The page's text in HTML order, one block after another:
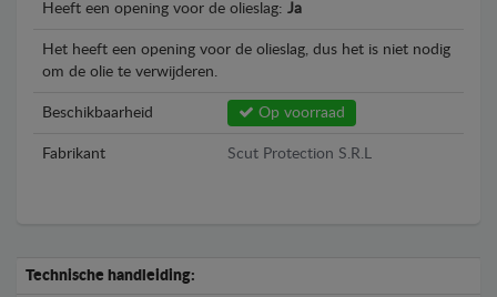
Heeft een opening voor de olieslag: Ja
Het heeft een opening voor de olieslag, dus het is niet nodig
om de olie te verwijderen.
Beschikbaarheid Op voorraad
Fabrikant Scut Protection S.R.L
Technische handleiding: